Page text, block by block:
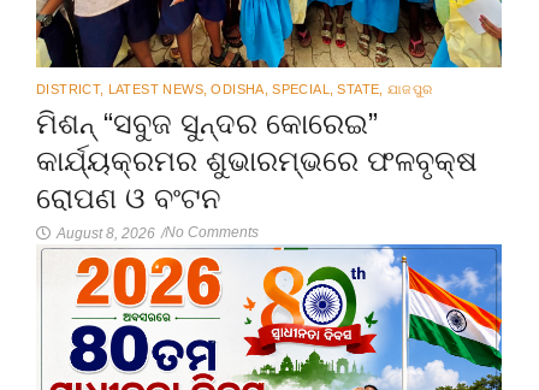
DISTRICT, LATEST NEWS ODISHA SPECIAL STATE ଯାଜପୁର
ମିଶନ୍ “ସବୁଜ ସୁନ୍ଦର କୋରେଇ”
କାର୍ଯ୍ୟକ୍ରମର ଶୁଭାରମ୍ଭରେ ଫଳବୃକ୍ଷ
ରୋପଣ ଓ ବଂଟନ
August 8, 2026 /No Comments